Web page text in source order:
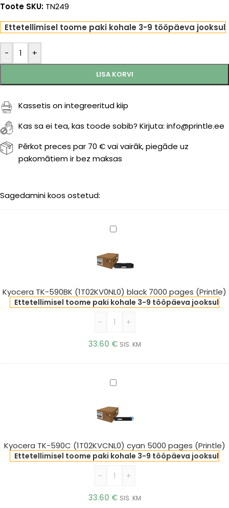
Toote SKU: TN249
Ettetellimisel toome paki kohale 3-9 tööpäeva jooksul
- +
LISA KORVI
Kassetis on integreeritud kiip
Kas sa ei tea, kas toode sobib? Kirjuta: info@printle.ee
Pērkot preces par 70 € vai vairāk, piegāde uz
pakomātiem ir bez maksas
Sagedamini koos ostetud:
Kyocera
590BK
(1T02KV0NL0)
7000
pages
Kyocera TK-590BK (1T02KV0NL0) black 7000 pages (Printle)
Ettetellimisel toome paki kohale 3-9 tööpäeva jooksul
- +
33.60 € SIS. KM
Kyocera
590C
(1T02KVCNL0)
5000
pages
Kyocera TK-590C (1T02KVCNL0) cyan 5000 pages (Printle)
Ettetellimisel toome paki kohale 3-9 tööpäeva jooksul
- +
33.60 € SIS. KM